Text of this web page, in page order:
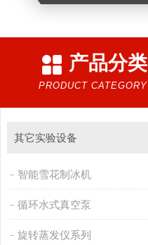
产品分类
PRODUCT CATEGORY
其它实验设备
智能雪花制冰机
循环水式真空泵
旋转蒸发仪系列